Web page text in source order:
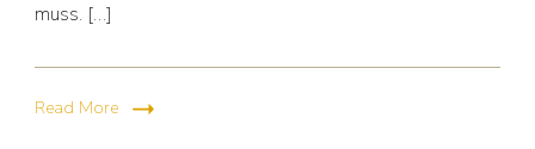
muss. […]
Read More